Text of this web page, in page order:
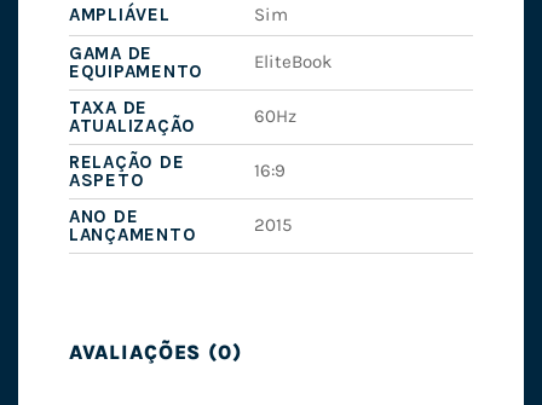
AMPLIÁVEL
Sim
GAMA DE
EQUIPAMENTO
EliteBook
TAXA DE
ATUALIZAÇÃO
60Hz
RELAÇÃO DE
ASPETO
16:9
ANO DE
LANÇAMENTO
2015
AVALIAÇÕES (0)